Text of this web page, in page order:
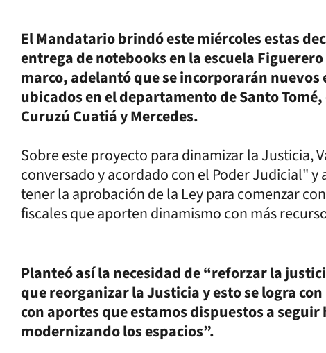
El Mandatario brindó este miércoles estas
entrega de notebooks en la escuela
marco, adelantó que se incorporarán
ubicados en el departamento de Santo
Curuzú Cuatiá y Mercedes.
Sobre este proyecto para dinamizar la Justicia,
conversado y acordado con el Poder Judicial"
tener la aprobación de la Ley para comenzar
fiscales que aporten dinamismo con más
Planteó así la necesidad de “reforzar la
que reorganizar la Justicia y esto se logra
con aportes que estamos dispuestos a
modernizando los espacios”.